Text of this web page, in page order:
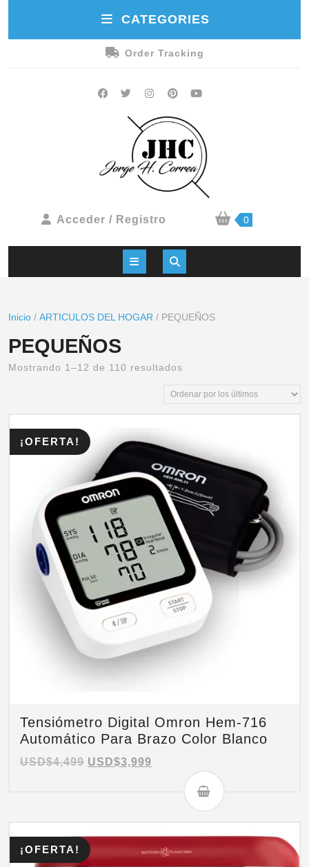
CATEGORIES
Order Tracking
Acceder / Registro 0
Inicio / ARTICULOS DEL HOGAR / PEQUEÑOS
PEQUEÑOS
Mostrando 1–12 de 110 resultados
¡OFERTA!
Tensiómetro Digital Omron Hem-716
Automático Para Brazo Color Blanco
USD$4,499 USD$3,999
¡OFERTA!